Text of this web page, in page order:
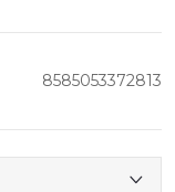
8585053372813